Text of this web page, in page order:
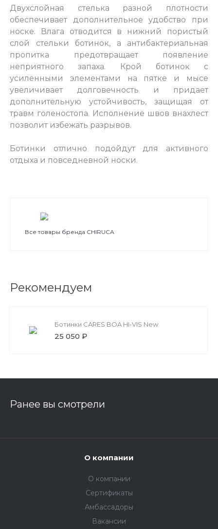
Двухслойная стелька разной плотности
обеспечивает дополнительное удобство при
носке. Влага отводится в нижний пористый
слой стельки ботинок, а антибактериальная
пропитка предотвращает появление
неприятного запаха. Крой ботинок с
усиленными элементами на пятке и мысе
увеличивает долговечность и придает
дополнительную устойчивость, защищая от
травм голеностопа. Исполнение швов внахлест
позволит избежать разрывов.
Ботинки отлично подойдут для активного
отдыха и повседневной носки.
Все товары бренда CHIRUCA
Рекомендуем
Ботинки CARES BOA HI-VIS New
25 050 ₽
Ранее вы смотрели
О компании
О компании
Сертификаты
Амбассадоры
Вакансии